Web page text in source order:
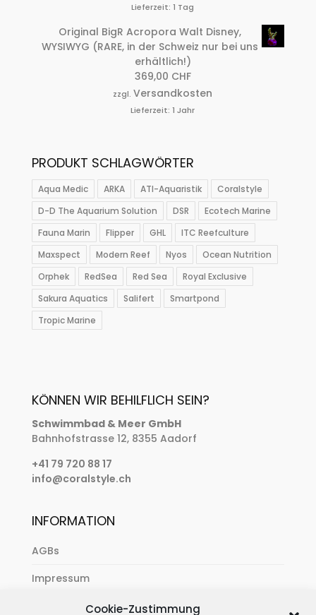
Cookie-Zustimmung
Lieferzeit:1 Tag
Original BigR Acropora Walt Disney,
WYSIWYG (RARE, in der Schweiz nur bei uns
erhältlich!)
369,00 CHF
zzgl.Versandkosten
Lieferzeit:1 Jahr
PRODUKT SCHLAGWÖRTER
Aqua Medic ARKA ATI-Aquaristik
Coralstyle
D-D The Aquarium Solution
DSR
Ecotech Marine
Fauna Marin
Flipper GHL
ITC Reefculture
Maxspect
Modern Reef Nyos
Ocean Nutrition
Orphek
RedSea Red Sea
Royal Exclusive
Sakura Aquatics
Salifert
Smartpond
Tropic Marine
KÖNNEN WIR BEHILFLICH SEIN?
Schwimmbad & Meer GmbH
Bahnhofstrasse 12, 8355 Aadorf
+41 79 720 88 17
info@coralstyle.ch
INFORMATION
AGBs
Impressum
Zahlung & Versand